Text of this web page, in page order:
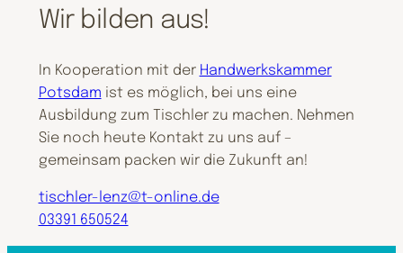
Wir bilden aus!
In Kooperation mit der Handwerkskammer
Potsdam ist es möglich, bei uns eine
Ausbildung zum Tischler zu machen. Nehmen
Sie noch heute Kontakt zu uns auf –
gemeinsam packen wir die Zukunft an!
tischler-lenz@t-online.de
03391 650524